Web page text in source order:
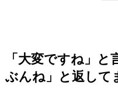
「大変ですね」
ぶんね」と返して